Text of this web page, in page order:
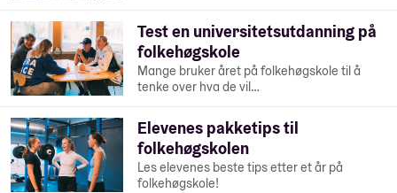
Test en universitetsutdanning på
folkehøgskole
Mange bruker året på folkehøgskole til å
tenke over hva de vil…
Elevenes pakketips til
folkehøgskolen
Les elevenes beste tips etter et år på
folkehøgskole!